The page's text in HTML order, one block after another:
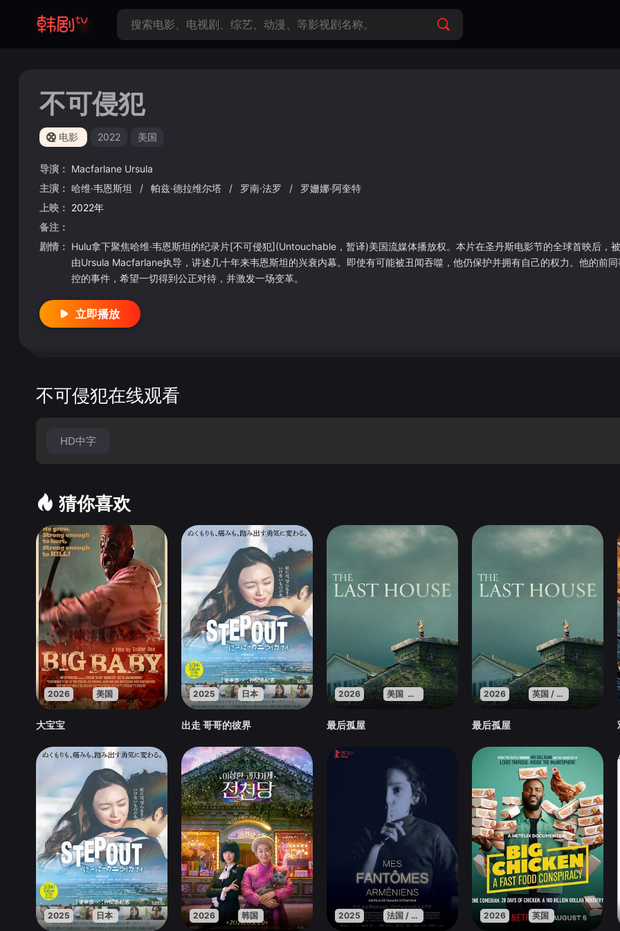
不可侵犯
电影 2022 美国
导演： Macfarlane Ursula
主演： 哈维·韦恩斯坦 / 帕兹·德拉维尔塔 / 罗南·法罗 /
罗姗娜·阿奎特
上映： 2022年
备注：
剧情： Hulu拿下聚焦哈维·韦恩斯坦的纪录片[不可侵犯](Untouchable，暂译)美国流媒体播放权。本片在圣丹斯电影节的全球首映后，
由Ursula Macfarlane执导，讲述几十年来韦恩斯坦的兴衰内幕。即使有可能被丑闻吞噬，他仍保护并拥有自己的权力。他的前
控的事件，希望一切得到公正对待，并激发一场变革。
立即播放
不可侵犯在线观看
HD中字
猜你喜欢
2026 美国
大宝宝
2025 日本
出走 哥哥的彼界
2026 美国 英国 法国
最后孤屋
2026 英国 / 法国 / 美国
最后孤屋
2025 日本 2026 韩国 2025 法国 / 亚美尼亚 / 卡塔尔 2026 英国